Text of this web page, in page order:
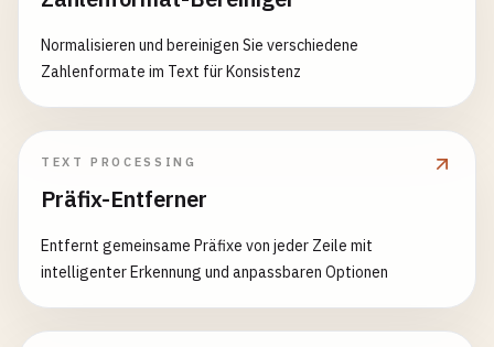
Normalisieren und bereinigen Sie verschiedene
Zahlenformate im Text für Konsistenz
TEXT PROCESSING
Präfix-Entferner
Entfernt gemeinsame Präfixe von jeder Zeile mit
intelligenter Erkennung und anpassbaren Optionen